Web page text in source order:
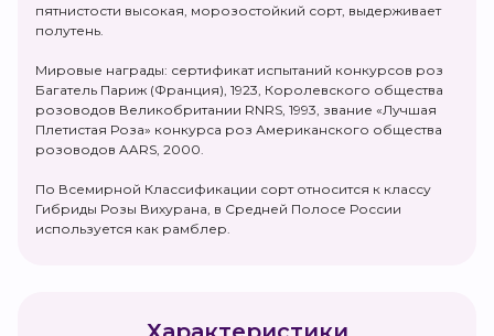
пятнистости высокая, морозостойкий сорт, выдерживает
полутень.
Мировые награды: сертификат испытаний конкурсов роз
Багатель Париж (Франция), 1923, Королевского общества
розоводов Великобритании RNRS, 1993, звание «Лучшая
Плетистая Роза» конкурса роз Американского общества
розоводов AARS, 2000.
По Всемирной Классификации сорт относится к классу
Гибриды Розы Вихурана, в Средней Полосе России
используется как рамблер.